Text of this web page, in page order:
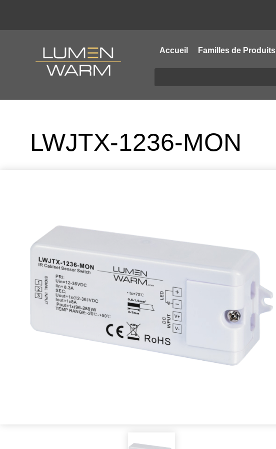
Accueil Familles de Produits
LWJTX-1236-MON